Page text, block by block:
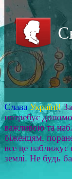
Слава Україні!
потребує
важливою та
біженцям,
все це
землі. Не будь